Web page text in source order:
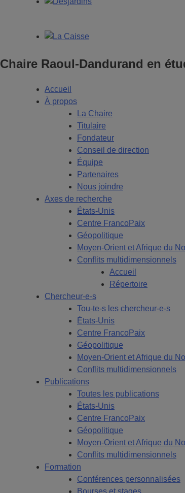
Chaire Raoul-Dandurand en
Accueil
À propos
La Chaire
Titulaire
Fondateur
Conseil de direction
Équipe
Partenaires
Nous joindre
Axes de recherche
États-Unis
Centre FrancoPaix
Géopolitique
Moyen-Orient et Afrique du
Conflits multidimensionnels
Accueil
Répertoire
Chercheur-e-s
Tou-te-s les chercheur-e-s
États-Unis
Centre FrancoPaix
Géopolitique
Moyen-Orient et Afrique du
Conflits multidimensionnels
Publications
Toutes les publications
États-Unis
Centre FrancoPaix
Géopolitique
Moyen-Orient et Afrique du
Conflits multidimensionnels
Formation
Conférences personnalisées